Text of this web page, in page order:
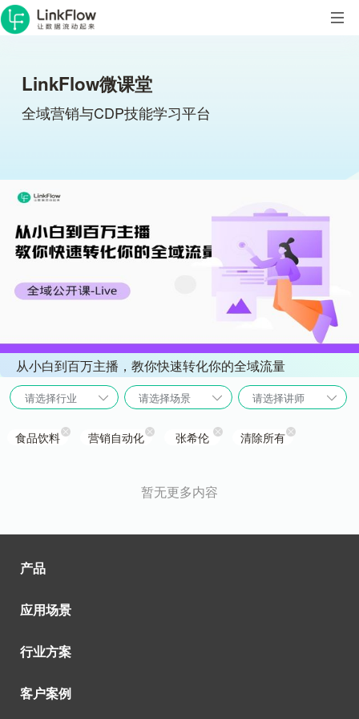
LinkFlow微课堂
全域营销与CDP技能学习平台
从小白到百万主播，教你快速转化你的全域流量
请选择行业 请选择场景 请选择讲师
食品饮料 营销自动化 张希伦 清除所有
暂无更多内容
产品
应用场景
行业方案
客户案例